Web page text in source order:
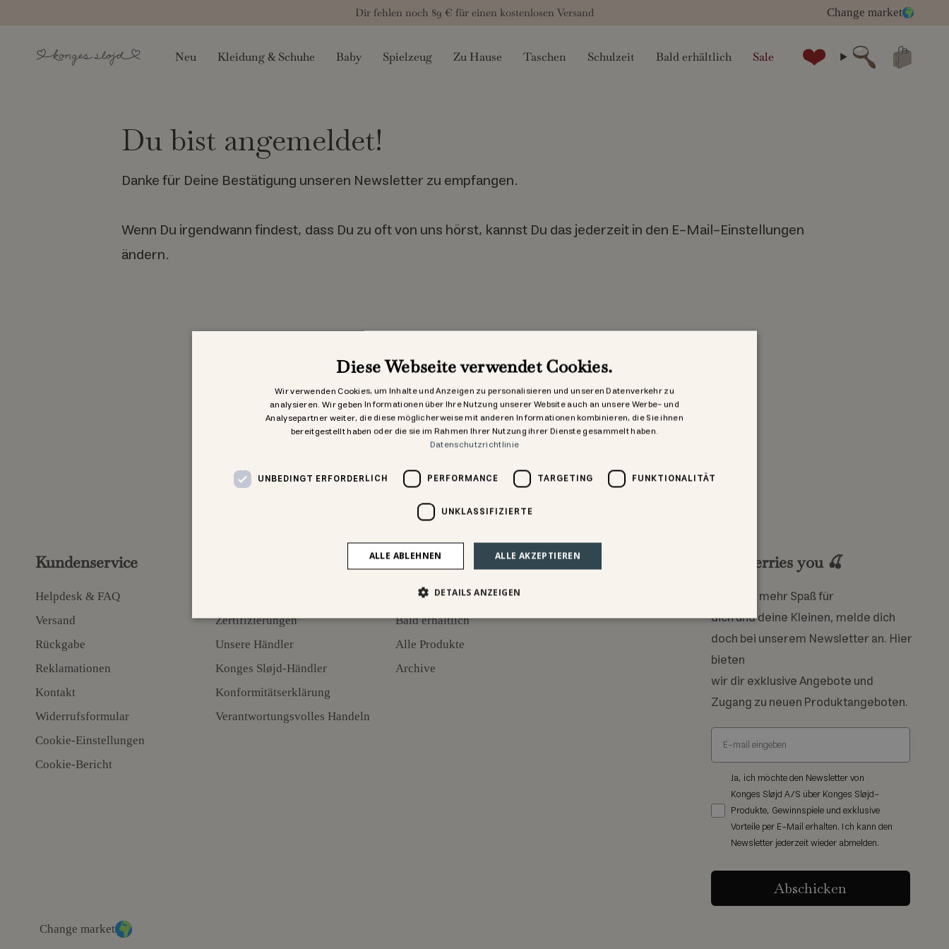
springen
Dir fehlen noch 89 € für einen kostenlosen Versand Change market
Neu Kleidung & Schuhe Baby Spielzeug Zu Hause Taschen Schulzeit Bald erhältlich Sale Suche
Du bist angemeldet!
Danke für Deine Bestätigung unseren Newsletter zu empfangen.
Wenn Du irgendwann findest, dass Du zu oft von uns hörst, kannst Du das jederzeit in den E-Mail-Einstellungen
ändern.
Kundenservice
Helpdesk & FAQ
Versand
Rückgabe
Reklamationen
Kontakt
Widerrufsformular
Cookie-Einstellungen
Cookie-Bericht
Zertifizierungen
Unsere Händler
Konges Sløjd-Händler
Konformitätserklärung
Verantwortungsvolles Handeln
Highlights
Bald erhältlich
Alle Produkte
Archive
Social Media We cherries you 🍒
Für noch mehr Spaß für
dich und deine Kleinen, melde dich
doch bei unserem Newsletter an. Hier
bieten
wir dir exklusive Angebote und
Zugang zu neuen Produktangeboten.
Ja, ich möchte den Newsletter von
Konges Sløjd A/S über Konges Sløjd-
Produkte, Gewinnspiele und exklusive
Vorteile per E-Mail erhalten. Ich kann den
Newsletter jederzeit wieder abmelden.
Abschicken
Change market
Diese Webseite verwendet Cookies.
Wir verwenden Cookies, um Inhalte und Anzeigen zu personalisieren und unseren Datenverkehr zu
analysieren. Wir geben Informationen über Ihre Nutzung unserer Website auch an unsere Werbe- und
Analysepartner weiter, die diese möglicherweise mit anderen Informationen kombinieren, die Sie ihnen
bereitgestellt haben oder die sie im Rahmen Ihrer Nutzung ihrer Dienste gesammelt haben.
Datenschutzrichtlinie
UNBEDINGT ERFORDERLICH PERFORMANCE TARGETING FUNKTIONALITÄT
UNKLASSIFIZIERTE
ALLE AKZEPTIEREN
ALLE ABLEHNEN
DETAILS ANZEIGEN